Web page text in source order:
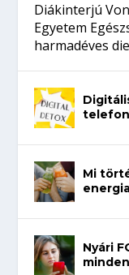
Diákinterjú
Egyetem
harmadéves
Mi
Nyári